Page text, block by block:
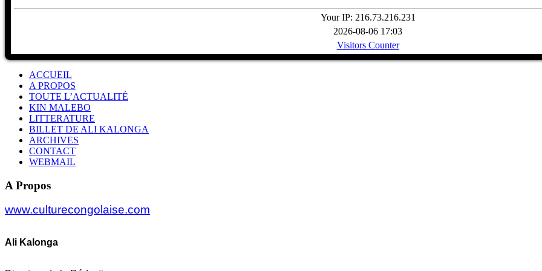
Your IP: 216.73.216.231
2026-08-06 17:03
Visitors Counter
ACCUEIL
A PROPOS
TOUTE L’ACTUALITÉ
KIN MALEBO
LITTERATURE
BILLET DE ALI KALONGA
ARCHIVES
CONTACT
WEBMAIL
A Propos
www.culturecongolaise.com
Ali Kalonga